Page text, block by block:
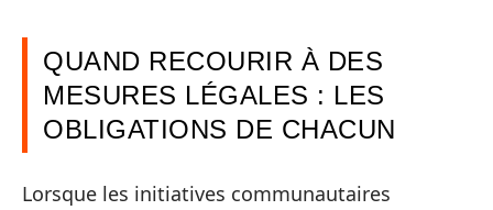
QUAND RECOURIR À DES
MESURES LÉGALES : LES
OBLIGATIONS DE CHACUN
Lorsque les initiatives communautaires